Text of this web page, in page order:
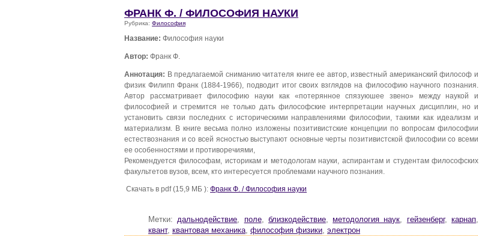
ФРАНК Ф. / ФИЛОСОФИЯ НАУКИ
Рубрика: Философия
Название: Философия науки
Автор: Франк Ф.
Аннотация: В предлагаемой сниманию читателя книге ее автор, известный американский философ и
физик Филипп Франк (1884-1966), подводит итог своих взглядов на философию научного познания.
Автор рассматривает философию науки как «потерянное спязуюшее звено» между наукой и
философией и стремится не только дать философские интерпретации научных дисциплин, но и
установить связи последних с историческими направлениями философии, такими как идеализм и
материализм. В книге весьма полно изложены позитивистские концепции по вопросам философии
естествознания и со всей ясностью выступают основные черты позитивистской философии со всеми
ее особенностями и противоречиями,
Рекомендуется философам, историкам и методологам науки, аспирантам и студентам философских
факультетов вузов, всем, кто интересуется проблемами научного познания.
Скачать в pdf (15,9 МБ ): Франк Ф. / Философия науки
Метки:дальнодействие, поле, близкодействие,методология наук, гейзенберг,карнап,
квант, квантовая механика, философия физики, электрон